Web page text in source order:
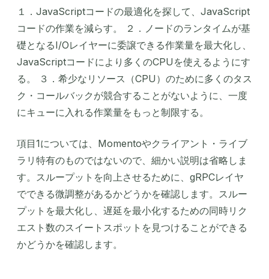
１．JavaScriptコードの最適化を探して、JavaScript
コードの作業を減らす。 ２．ノードのランタイムが基
礎となるI/Oレイヤーに委譲できる作業量を最大化し、
JavaScriptコードにより多くのCPUを使えるようにす
る。 ３．希少なリソース（CPU）のために多くのタス
ク・コールバックが競合することがないように、一度
にキューに入れる作業量をもっと制限する。
項目1については、Momentoやクライアント・ライブ
ラリ特有のものではないので、細かい説明は省略しま
す。スループットを向上させるために、gRPCレイヤ
でできる微調整があるかどうかを確認します。スルー
プットを最大化し、遅延を最小化するための同時リク
エスト数のスイートスポットを見つけることができる
かどうかを確認します。